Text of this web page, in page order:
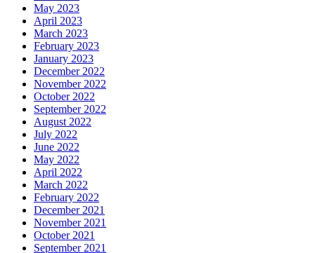
May 2023
April 2023
March 2023
February 2023
January 2023
December 2022
November 2022
October 2022
September 2022
August 2022
July 2022
June 2022
May 2022
April 2022
March 2022
February 2022
December 2021
November 2021
October 2021
September 2021